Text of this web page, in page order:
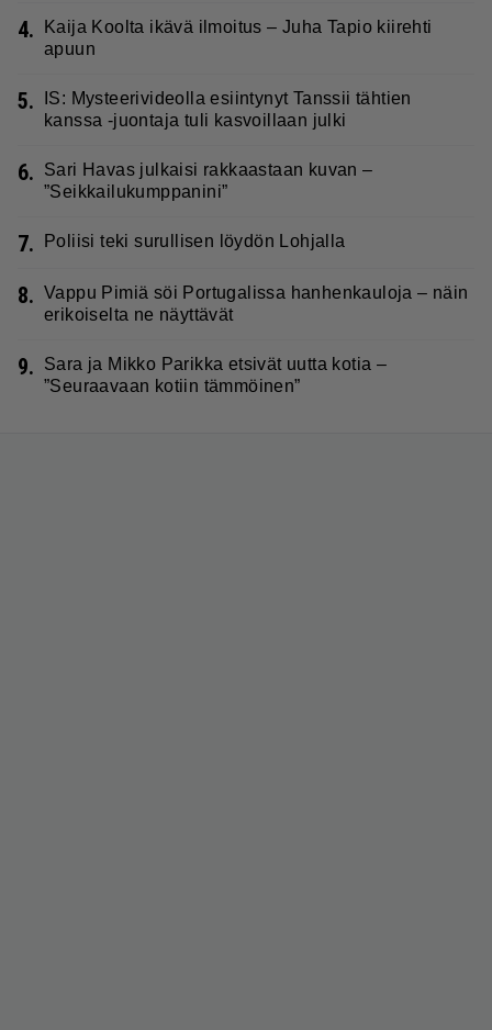
4.
Kaija Koolta ikävä ilmoitus – Juha Tapio kiirehti
apuun
5.
IS: Mysteerivideolla esiintynyt Tanssii tähtien
kanssa -juontaja tuli kasvoillaan julki
6.
Sari Havas julkaisi rakkaastaan kuvan –
”Seikkailukumppanini”
7. Poliisi teki surullisen löydön Lohjalla
8. Vappu Pimiä söi Portugalissa hanhenkauloja – näin
erikoiselta ne näyttävät
9.
Sara ja Mikko Parikka etsivät uutta kotia –
”Seuraavaan kotiin tämmöinen”